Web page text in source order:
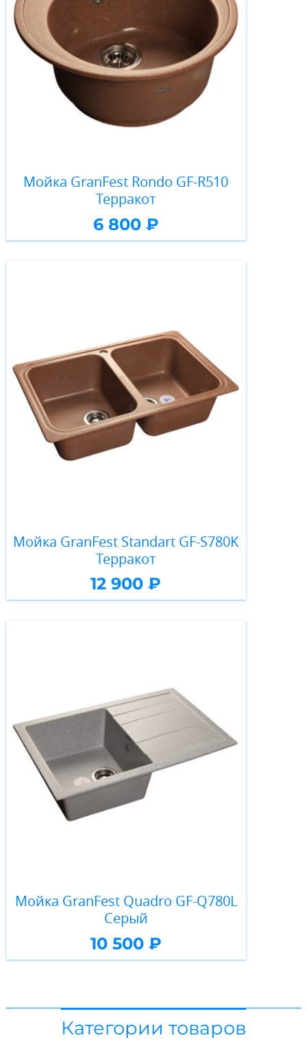
Мойка GranFest Rondo GF-R510
Терракот
6 800 ₽
Мойка GranFest Standart GF-S780K
Терракот
12 900 ₽
Мойка GranFest Quadro GF-Q780L
Серый
10 500 ₽
Категории товаров